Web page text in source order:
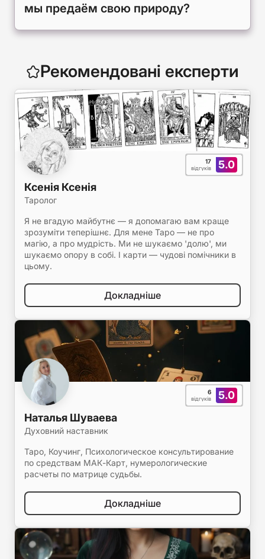
мы предаём свою природу?
Рекомендовані експерти
5.0
17
відгуків
Ксенія Ксенія
Таролог
Я не вгадую майбутнє — я допомагаю вам краще
зрозуміти теперішнє. Для мене Таро — не про
магію, а про мудрість. Ми не шукаємо 'долю', ми
шукаємо опору в собі. І карти — чудові помічники в
цьому.
Докладніше
5.0
6
відгуків
Наталья Шуваева
Духовний наставник
Таро, Коучинг, Психологическое консультирование
по средствам МАК-Карт, нумерологические
расчеты по матрице судьбы.
Докладніше